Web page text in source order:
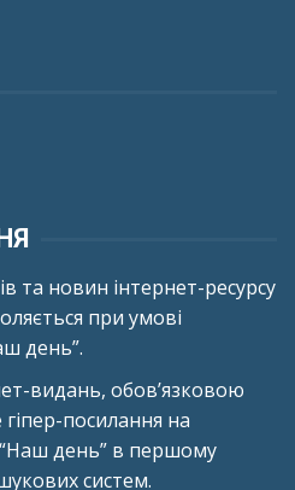
та новин інтернет-ресурсу
при умові
день”.
видань, обов’язковою
посилання на
“Наш день” в першому
систем.